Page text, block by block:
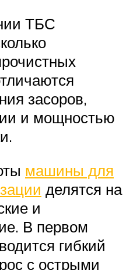
ТБС
засоров,
и мощностью
машины для
делятся на
и
В первом
гибкий
с острыми